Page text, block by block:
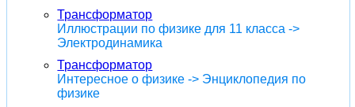
Трансформатор
Иллюстрации по физике для 11 класса ->
Электродинамика
Трансформатор
Интересное о физике -> Энциклопедия по
физике